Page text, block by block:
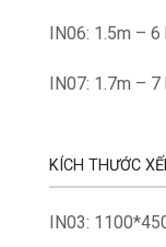
IN06: 1.5m –
IN07: 1.7m –
KÍCH THƯỚC
IN03: